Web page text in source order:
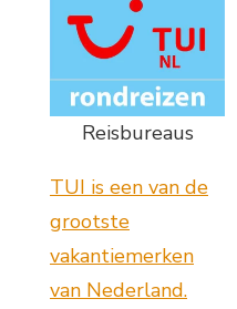
Reisbureaus
TUI is een van de
grootste
vakantiemerken
van Nederland.